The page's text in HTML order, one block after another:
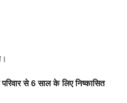
परिवार से 6 साल के लिए निष्कासित